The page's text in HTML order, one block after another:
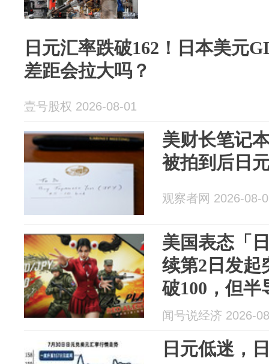
日元汇率跌破162！日本美元
差距会拉大吗？
壹号股权 2026-08-01
美财长笔记
被拍到后日
观察者网 2026-08-
美国表态「
续第2日发起
破100，但半
高开低走？
闻号说经济 2026-
日元低迷，